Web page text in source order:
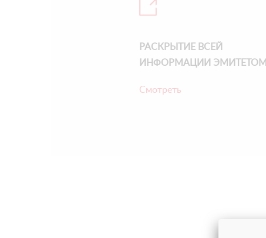
РАСКРЫТИЕ ВСЕЙ
ИНФОРМАЦИИ ЭМИТЕТОМ
Смотреть